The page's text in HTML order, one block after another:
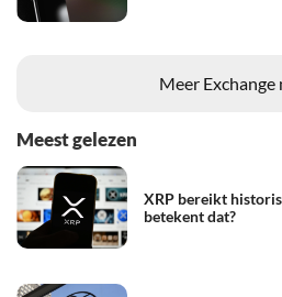
Meer Exchange
Meest gelezen
XRP bereikt
betekent dat?